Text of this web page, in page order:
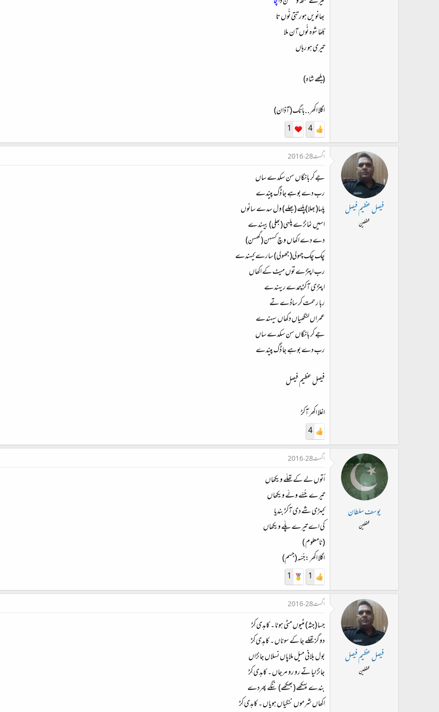
بھانویں ہور تتی نُوں تا
بُلھّا شوہ نُوں آن ملا
تیری ہو رہاں
(بلھے شاہ)
اگلا اکھر..بانگ (آذان)
4
1
فیصل عظیم فیصل
محفلین
اگست 28، 2016
جے کر بانگاں سن سکدے ساں
رب دے بوہے جا ڈگ پیندے
پلہا(بھلا) پلہے (بھلے) ول سدے سانوں
اسیں نمانڑے پلہی (بھلی) بیہندے
دے دے اکھاں وچ کسہن (گھسن)
چک چک چہولی(جھولی) سارے کیہندے
رب اپنڑے توں میٹ کے اکھاں
اپنڑی آکڑ چمدے ریہندے
ربا رحمت کر ساڈے تے
عمراں لنگھیاں دکھاں سیہندے
جے کر بانگاں سن سکدے ساں
رب دے بوہے جا ڈگ پیندے
فیصل عظیم فیصل
اغلا اکھر آکڑ
4
یوسف سلطان
محفلین
اگست 28، 2016
اُتوں لے کے تھلّے ویکھاں
تیرے جُسّے ولّے ویکھاں
کیہڑی شے دی آکڑ بندیا
کی اے تیرے پلّے ویکھاں
(نامعلوم )
اگلا اکھر :جُسّہ (جسم)
1
1
فیصل عظیم فیصل
محفلین
اگست 28، 2016
جسا (جثہ) مٹیوں مٹی ہونا ۔ کاہدی کِڑ
دوگز تھلے جا کے سوناں ۔ کاہدی کِڑ
بول بلانی میل ملاپاں نسلاں جانڑاں
جانڑ لیا تے رو رو مرجاں ۔ کاہدی کِڑ
بندے پہکھے (بھکھے) ننگے پھردے
اکھاں شرموں ننگیاں ہویاں ۔ کاہدی کِڑ